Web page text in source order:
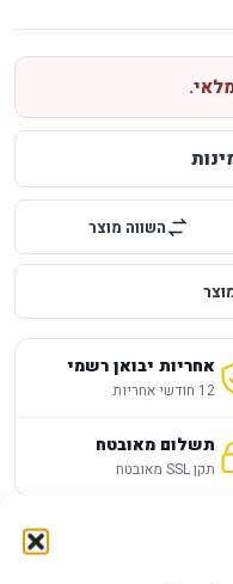
השווה מוצר
אחריות יבואן רשמי
12 חודשי אחריות
תשלום מאובטח
תקן SSL מאובטח
שאלות נפוצות